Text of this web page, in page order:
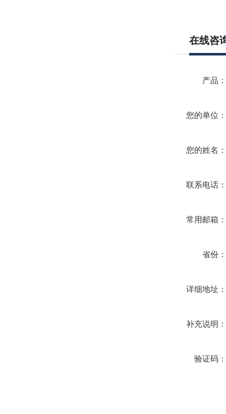
在线咨
产品
您的单位
您的姓名
联系电话
常用邮箱
省份
详细地址
补充说明
验证码